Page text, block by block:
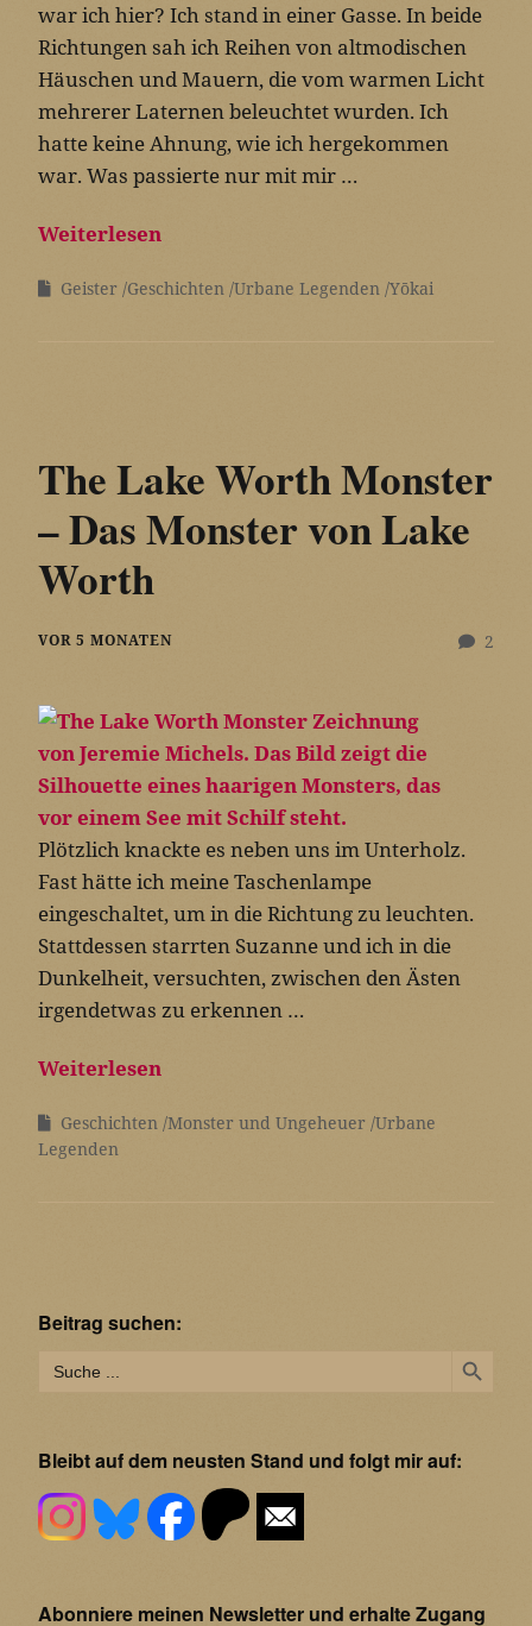
war ich hier? Ich stand in einer Gasse. In beide
Richtungen sah ich Reihen von altmodischen
Häuschen und Mauern, die vom warmen Licht
mehrerer Laternen beleuchtet wurden. Ich
hatte keine Ahnung, wie ich hergekommen
war. Was passierte nur mit mir …
Weiterlesen
Geister Geschichten Urbane Legenden Yōkai
The Lake Worth Monster
– Das Monster von Lake
Worth
2
VOR 5 MONATEN
Plötzlich knackte es neben uns im Unterholz.
Fast hätte ich meine Taschenlampe
eingeschaltet, um in die Richtung zu leuchten.
Stattdessen starrten Suzanne und ich in die
Dunkelheit, versuchten, zwischen den Ästen
irgendetwas zu erkennen …
Weiterlesen
Geschichten Monster und Ungeheuer Urbane
Legenden
Beitrag suchen:
for:
Bleibt auf dem neusten Stand und folgt mir auf:
Abonniere meinen Newsletter und erhalte Zugang